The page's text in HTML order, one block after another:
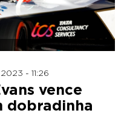
- 11:26
vence
dobradinha